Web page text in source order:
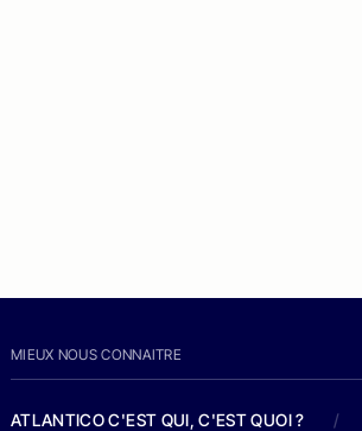
MIEUX NOUS CONNAITRE
ATLANTICO C'EST QUI, C'EST QUOI ? /